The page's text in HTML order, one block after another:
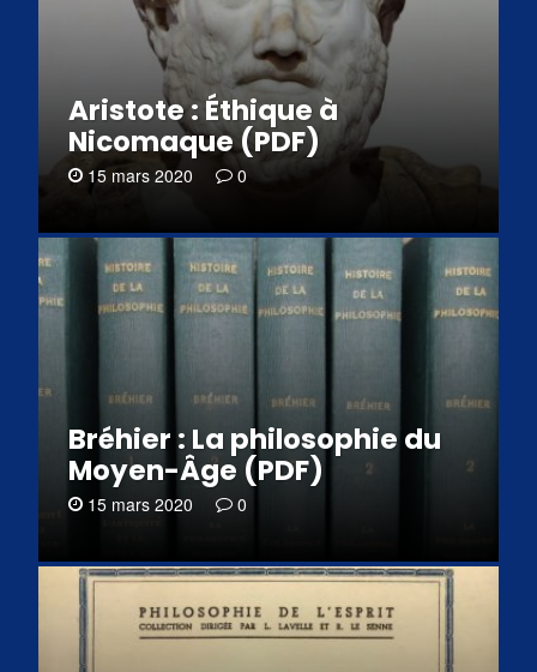
Aristote : Éthique à
Nicomaque (PDF)
15 mars 2020 0
Bréhier : La philosophie du
Moyen-Âge (PDF)
15 mars 2020 0